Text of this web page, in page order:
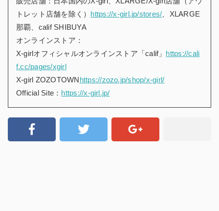
トレット店舗を除く） https://x-girl.jp/stores/ 、XLARGE
那覇、calif SHIBUYA
オンラインストア：
X-girlオフィシャルオンラインストア「calif」 https://cali
f.cc/pages/xgirl
X-girl ZOZOTOWNhttps://zozo.jp/shop/x-girl/
Official Site： https://x-girl.jp/